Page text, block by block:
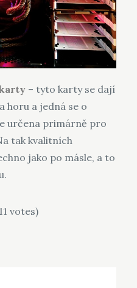
– tyto karty se dají
horu a jedná se o
určena primárně pro
tak kvalitních
jako po másle, a to
votes)